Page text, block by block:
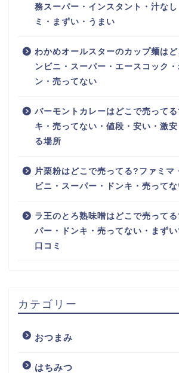
務スーパー・インスタント・汁な
ミ・まずい・うまい
わかめオールスターのカップ麺は
ンビニ・スーパー・エースコック
ン・売ってない
バーモントカレーはどこで売って
キ・売ってない・値段・安い・激
る場所
片栗粉はどこで売ってる?ファミマ
ビニ・スーパー・ドンキ・売って
ラ王のとろ熟味噌はどこで売って
パー・ドンキ・売ってない・まずい
口コミ
カテゴリー
おつまみ
はちみつ